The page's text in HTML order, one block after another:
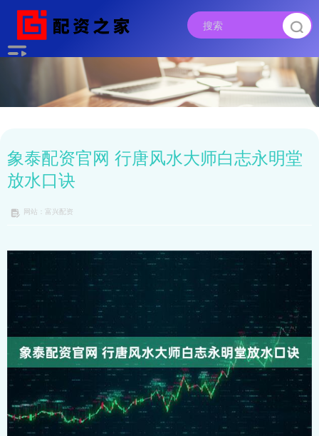
象泰配资官网 行唐风水大师白志永明堂
放水口诀
网站：富兴配资